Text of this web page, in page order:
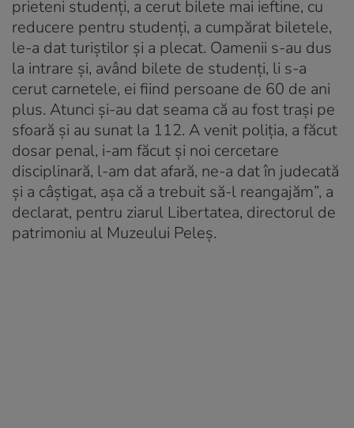
prieteni studenți, a cerut bilete mai ieftine, cu
reducere pentru studenți, a cumpărat biletele,
le-a dat turiștilor și a plecat. Oamenii s-au dus
la intrare și, având bilete de studenți, li s-a
cerut carnetele, ei fiind persoane de 60 de ani
plus. Atunci și-au dat seama că au fost trași pe
sfoară și au sunat la 112. A venit poliția, a făcut
dosar penal, i-am făcut și noi cercetare
disciplinară, l-am dat afară, ne-a dat în judecată
și a câștigat, așa că a trebuit să-l reangajăm”, a
declarat, pentru ziarul Libertatea, directorul de
patrimoniu al Muzeului Peleș.